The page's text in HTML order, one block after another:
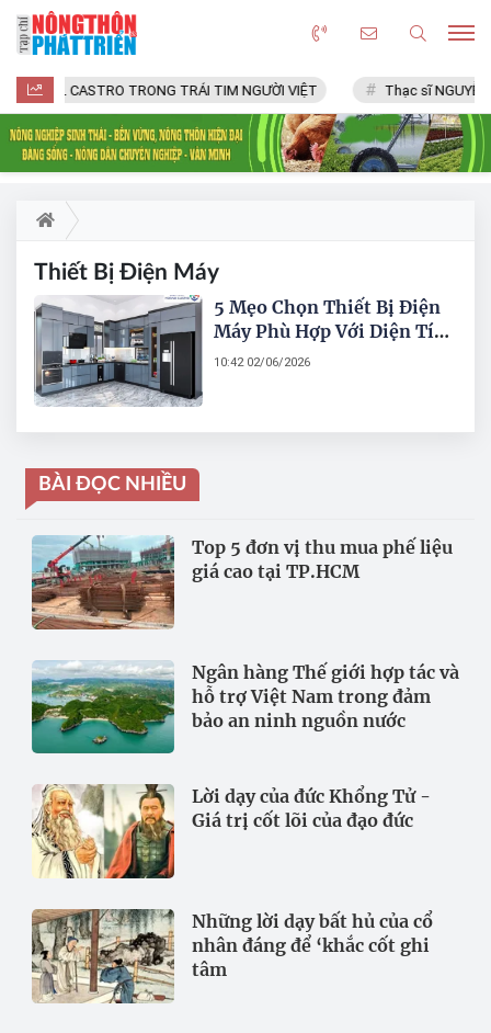
FIDEL CASTRO TRONG TRÁI TIM NGƯỜI VIỆT Thạc sĩ NGUYỄN
Thiết Bị Điện Máy
5 Mẹo Chọn Thiết Bị Điện
Máy Phù Hợp Với Diện Tích
Căn Hộ
10:42 02/06/2026
BÀI ĐỌC NHIỀU
Top 5 đơn vị thu mua phế liệu
giá cao tại TP.HCM
Ngân hàng Thế giới hợp tác và
hỗ trợ Việt Nam trong đảm
bảo an ninh nguồn nước
Lời dạy của đức Khổng Tử -
Giá trị cốt lõi của đạo đức
Những lời dạy bất hủ của cổ
nhân đáng để ‘khắc cốt ghi
tâm